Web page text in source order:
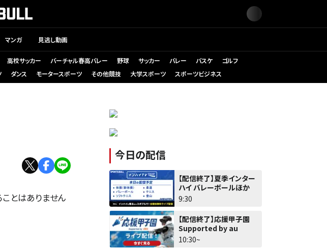
マンガ 見逃し動画
高校サッカー バーチャル春高バレー 野球 サッカー バレー バスケ
ゴルフ
ダンス モータースポーツ その他競技 大学スポーツ スポーツビジネス
とはありません
今日の配信
【配信終了】夏季インター
ハイ バレーボールほか
9:30
【配信終了】応援甲子園
Supported by au
10:30~